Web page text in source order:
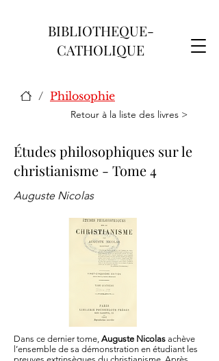
BIBLIOTHEQUE-
CATHOLIQUE
/ Philosophie
Retour à la liste des livres >
Études philosophiques sur le
christianisme - Tome 4
Auguste Nicolas
Dans ce dernier tome, Auguste Nicolas achève
l’ensemble de sa démonstration en étudiant les